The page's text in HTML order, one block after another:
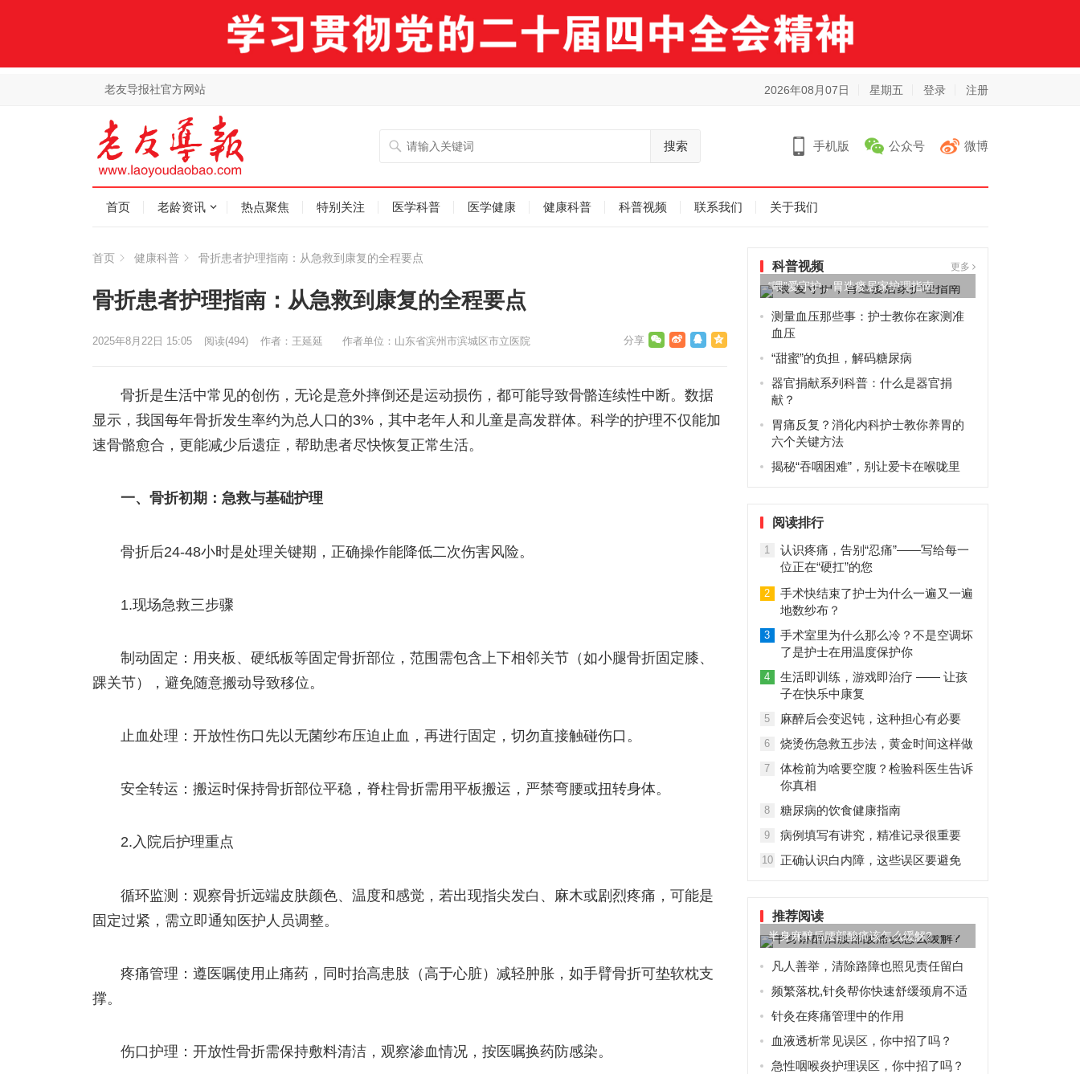
老友导报社官方网站 2026年08月07日 星期五 登录 注册
搜索 手机版 公众号 微博
首页 老龄资讯 热点聚焦 特别关注 医学科普 医学健康 健康科普 科普视频 联系我们 关于我们
首页 健康科普 骨折患者护理指南：从急救到康复的全程要点
骨折患者护理指南：从急救到康复的全程要点
作者：王延延 作者单位：山东省滨州市滨城区市立医院
2025年8月22日 15:05 阅读(494)
骨折是生活中常见的创伤，无论是意外摔倒还是运动损伤，都可能导致骨骼连续性中断。数据
显示，我国每年骨折发生率约为总人口的3%，其中老年人和儿童是高发群体。科学的护理不仅能加
速骨骼愈合，更能减少后遗症，帮助患者尽快恢复正常生活。
一、骨折初期：急救与基础护理
骨折后24-48小时是处理关键期，正确操作能降低二次伤害风险。
1.现场急救三步骤
制动固定：用夹板、硬纸板等固定骨折部位，范围需包含上下相邻关节（如小腿骨折固定膝、
踝关节），避免随意搬动导致移位。
止血处理：开放性伤口先以无菌纱布压迫止血，再进行固定，切勿直接触碰伤口。
安全转运：搬运时保持骨折部位平稳，脊柱骨折需用平板搬运，严禁弯腰或扭转身体。
2.入院后护理重点
循环监测：观察骨折远端皮肤颜色、温度和感觉，若出现指尖发白、麻木或剧烈疼痛，可能是
固定过紧，需立即通知医护人员调整。
疼痛管理：遵医嘱使用止痛药，同时抬高患肢（高于心脏）减轻肿胀，如手臂骨折可垫软枕支
撑。
伤口护理：开放性骨折需保持敷料清洁，观察渗血情况，按医嘱换药防感染。
科普视频 更多
“喂”爱守护，胃造瘘居家护理指南
测量血压那些事：护士教你在家测准
血压
“甜蜜”的负担，解码糖尿病
器官捐献系列科普：什么是器官捐
献？
胃痛反复？消化内科护士教你养胃的
六个关键方法
揭秘“吞咽困难”，别让爱卡在喉咙里
阅读排行
1
认识疼痛，告别“忍痛”——写给每一
位正在“硬扛”的您
2
手术快结束了护士为什么一遍又一遍
地数纱布？
3
手术室里为什么那么冷？不是空调坏
了是护士在用温度保护你
4
生活即训练，游戏即治疗 —— 让孩
子在快乐中康复
5 麻醉后会变迟钝，这种担心有必要
6 烧烫伤急救五步法，黄金时间这样做
7
体检前为啥要空腹？检验科医生告诉
你真相
8 糖尿病的饮食健康指南
9 病例填写有讲究，精准记录很重要
10 正确认识白内障，这些误区要避免
推荐阅读
半身麻醉后腰部酸痛该怎么缓解?
凡人善举，清除路障也照见责任留白
频繁落枕,针灸帮你快速舒缓颈肩不适
针灸在疼痛管理中的作用
血液透析常见误区，你中招了吗？
急性咽喉炎护理误区，你中招了吗？